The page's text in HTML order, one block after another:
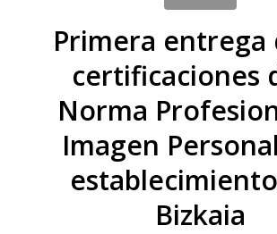
Primera entrega
certificaciones
Norma
Imagen
Bizkaia